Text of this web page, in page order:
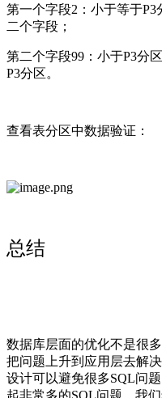
第一个字段2：小于等于
二个字段；
第二个字段99：小于P3分
P3分区。
查看表分区中数据验证：
总结
数据库层面的优化不是很
把问题上升到应用层去解
设计可以避免很多SQL问
起非常多的SQL问题。我